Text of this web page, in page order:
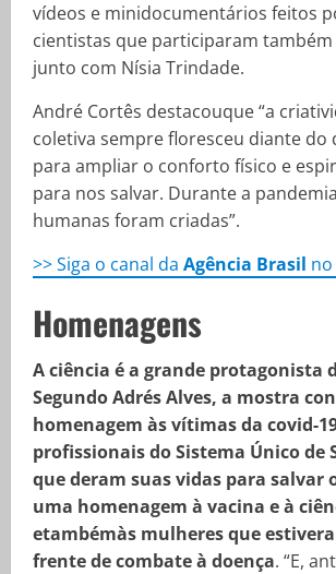
vídeos e minidocumentários feitos
cientistas que participaram
junto com Nísia Trindade.
André Cortês destacouque “a
coletiva sempre floresceu diante do
para ampliar o conforto físico e
para nos salvar. Durante a
humanas foram criadas”.
>> Siga o canal da Agência Brasil
Homenagens
A ciência é a grande protagonista
Segundo Adrés Alves, a mostra
homenagem às vítimas da covid-
profissionais do Sistema Único de
que deram suas vidas para salvar
uma homenagem à vacina e à
etambémàs mulheres que
frente de combate à doença. “E,